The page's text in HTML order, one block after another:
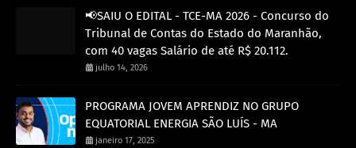
📢SAIU O EDITAL - TCE-MA 2026 - Concurso do
Tribunal de Contas do Estado do Maranhão,
com 40 vagas Salário de até R$ 20.112.
julho 14, 2026
PROGRAMA JOVEM APRENDIZ NO GRUPO
EQUATORIAL ENERGIA SÃO LUÍS - MA
janeiro 17, 2025